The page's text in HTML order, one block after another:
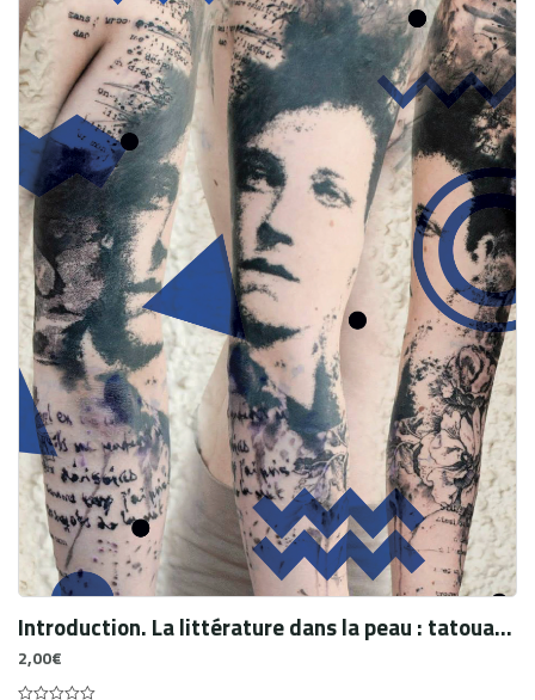
Introduction. La littérature dans la peau : tatouages et imaginaires
2,00€